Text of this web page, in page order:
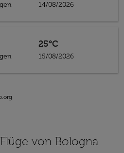
14/08/2026
25°C
15/08/2026
von Bologna